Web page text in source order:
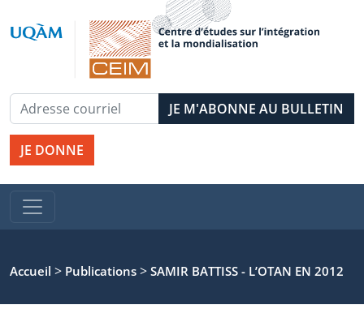
JE DONNE
Accueil > Publications > SAMIR BATTISS - L’OTAN EN 2012